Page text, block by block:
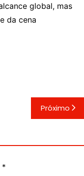
global, mas
da cena
Próximo
*